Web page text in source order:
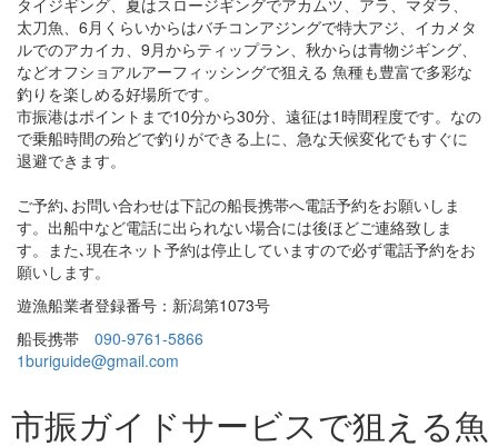
タイジギング、夏はスロージギングでアカムツ、アラ、マダラ、
太刀魚、6月くらいからはバチコンアジングで特大アジ、イカメタ
ルでのアカイカ、9月からティップラン、秋からは青物ジギング、
などオフショアルアーフィッシングで狙える 魚種も豊富で多彩な
釣りを楽しめる好場所です。
市振港はポイントまで10分から30分、遠征は1時間程度です。なの
で乗船時間の殆どで釣りができる上に、急な天候変化でもすぐに
退避できます。
ご予約､お問い合わせは下記の船長携帯へ電話予約をお願いしま
す。出船中など電話に出られない場合には後ほどご連絡致しま
す。また､現在ネット予約は停止していますので必ず電話予約をお
願いします。
遊漁船業者登録番号：新潟第1073号
船長携帯 090-9761-5866
1buriguide@gmail.com
市振ガイドサービスで狙える魚